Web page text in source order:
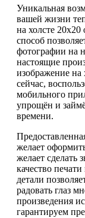
Уникальная
вашей жизни
на холсте
способ
фотографии на
настоящие
изображение на
сейчас,
мобильного
упрощён и
времени.
желает
желает сделать
качество
детали
радовать глаз
произведения
гарантируем